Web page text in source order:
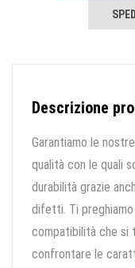
Descrizione
Garantiamo le
qualità con le quali
durabilità grazie
difetti. Ti
compatibilità che si
confrontare le